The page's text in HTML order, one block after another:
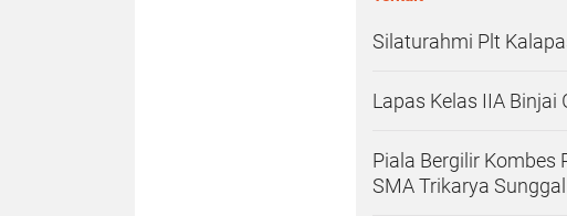
SMA Trikarya Sunggal